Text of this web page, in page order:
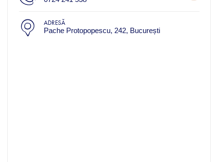
ADRESĂ
Pache Protopopescu, 242, București